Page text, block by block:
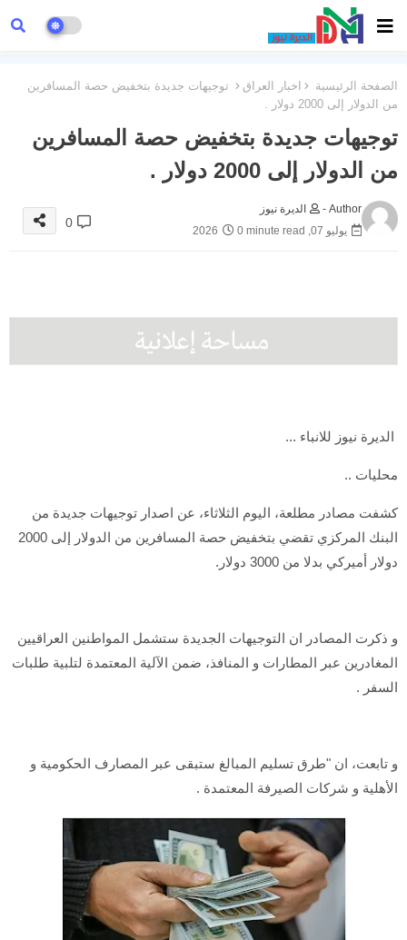
الصفحة الرئيسية اخبار العراق
توجيهات جديدة بتخفيض حصة المسافرين
من الدولار إلى 2000 دولار .
توجيهات جديدة بتخفيض حصة المسافرين
من الدولار إلى 2000 دولار .
Author -
الديرة نيوز
يوليو 07, 2026
0 minute read
0
الديرة نيوز للانباء ...
محليات ..
كشفت مصادر مطلعة، اليوم الثلاثاء، عن اصدار توجيهات جديدة من
البنك المركزي تقضي بتخفيض حصة المسافرين من الدولار إلى 2000
دولار أميركي بدلا من 3000 دولار.
و ذكرت المصادر ان التوجيهات الجديدة ستشمل المواطنين العراقيين
المغادرين عبر المطارات و المنافذ، ضمن الآلية المعتمدة لتلبية طلبات
السفر .
و تابعت، ان "طرق تسليم المبالغ ستبقى عبر المصارف الحكومية و
الأهلية و شركات الصيرفة المعتمدة .